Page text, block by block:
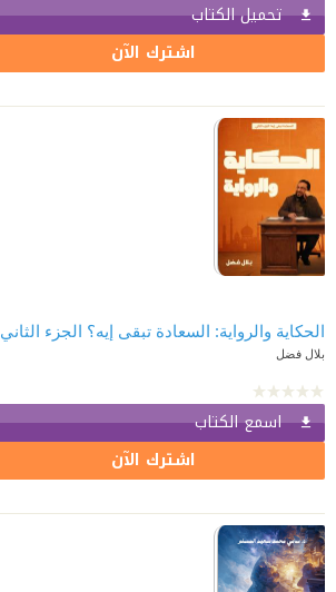
تحميل الكتاب
اشترك الآن
الحكاية والرواية: السعادة تبقى إيه؟ الجزء الثاني
بلال فضل
اسمع الكتاب
اشترك الآن